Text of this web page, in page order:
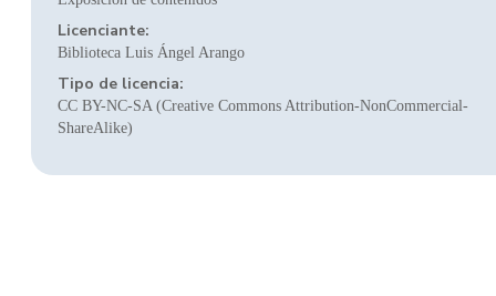
Licenciante:
Biblioteca Luis Ángel Arango
Tipo de licencia:
CC BY-NC-SA (Creative Commons Attribution-NonCommercial-
ShareAlike)